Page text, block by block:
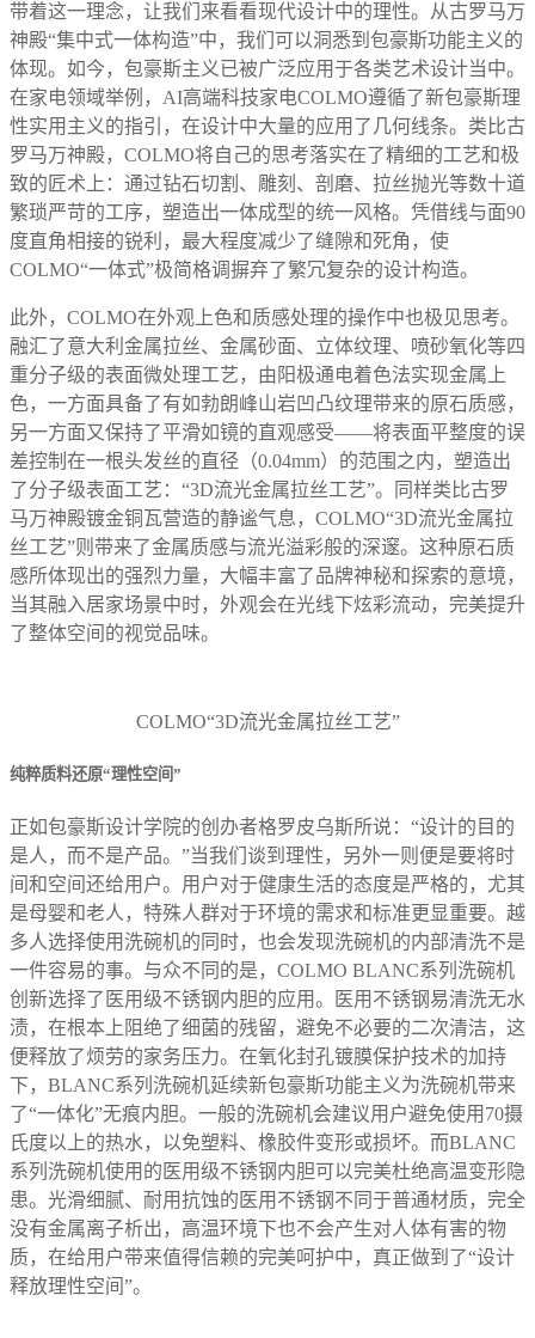
带着这一理念，让我们来看看现代设计中的理性。从古罗马万
神殿“集中式一体构造”中，我们可以洞悉到包豪斯功能主义的
体现。如今，包豪斯主义已被广泛应用于各类艺术设计当中。
在家电领域举例，AI高端科技家电COLMO遵循了新包豪斯理
性实用主义的指引，在设计中大量的应用了几何线条。类比古
罗马万神殿，COLMO将自己的思考落实在了精细的工艺和极
致的匠术上：通过钻石切割、雕刻、剖磨、拉丝抛光等数十道
繁琐严苛的工序，塑造出一体成型的统一风格。凭借线与面90
度直角相接的锐利，最大程度减少了缝隙和死角，使
COLMO“一体式”极简格调摒弃了繁冗复杂的设计构造。
此外，COLMO在外观上色和质感处理的操作中也极见思考。
融汇了意大利金属拉丝、金属砂面、立体纹理、喷砂氧化等四
重分子级的表面微处理工艺，由阳极通电着色法实现金属上
色，一方面具备了有如勃朗峰山岩凹凸纹理带来的原石质感，
另一方面又保持了平滑如镜的直观感受——将表面平整度的误
差控制在一根头发丝的直径（0.04mm）的范围之内，塑造出
了分子级表面工艺：“3D流光金属拉丝工艺”。同样类比古罗
马万神殿镀金铜瓦营造的静谧气息，COLMO“3D流光金属拉
丝工艺”则带来了金属质感与流光溢彩般的深邃。这种原石质
感所体现出的强烈力量，大幅丰富了品牌神秘和探索的意境，
当其融入居家场景中时，外观会在光线下炫彩流动，完美提升
了整体空间的视觉品味。
COLMO“3D流光金属拉丝工艺”
纯粹质料还原“理性空间”
正如包豪斯设计学院的创办者格罗皮乌斯所说：“设计的目的
是人，而不是产品。”当我们谈到理性，另外一则便是要将时
间和空间还给用户。用户对于健康生活的态度是严格的，尤其
是母婴和老人，特殊人群对于环境的需求和标准更显重要。越
多人选择使用洗碗机的同时，也会发现洗碗机的内部清洗不是
一件容易的事。与众不同的是，COLMO BLANC系列洗碗机
创新选择了医用级不锈钢内胆的应用。医用不锈钢易清洗无水
渍，在根本上阻绝了细菌的残留，避免不必要的二次清洁，这
便释放了烦劳的家务压力。在氧化封孔镀膜保护技术的加持
下，BLANC系列洗碗机延续新包豪斯功能主义为洗碗机带来
了“一体化”无痕内胆。一般的洗碗机会建议用户避免使用70摄
氏度以上的热水，以免塑料、橡胶件变形或损坏。而BLANC
系列洗碗机使用的医用级不锈钢内胆可以完美杜绝高温变形隐
患。光滑细腻、耐用抗蚀的医用不锈钢不同于普通材质，完全
没有金属离子析出，高温环境下也不会产生对人体有害的物
质，在给用户带来值得信赖的完美呵护中，真正做到了“设计
释放理性空间”。